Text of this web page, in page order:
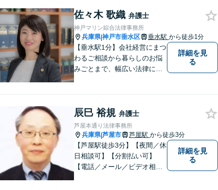
佐々木 歌織 弁護士
神戸マリン綜合法律事務所
兵庫県|神戸市垂水区 垂水駅 から徒歩1分
【垂水駅1分】会社経営にまつ
わるご相談から暮らしのお悩
みごとまで、幅広い法律にま
ますので、悩まれる前に、お
早めにご相談ください。
詳細を見
る
辰巳 裕規 弁護士
芦屋本通り法律事務所
兵庫県|芦屋市 芦屋駅 から徒歩3分
【芦屋駅徒歩3分】【夜間／休
日相談可】【分割払い可】
【電話／メール／ビデオ相談
詳細を見
る